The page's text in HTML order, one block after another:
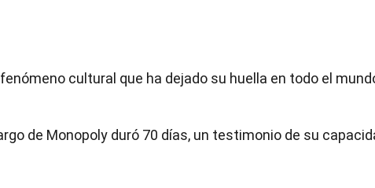
cultural que ha dejado su huella en todo el
de Monopoly duró 70 días, un testimonio de su